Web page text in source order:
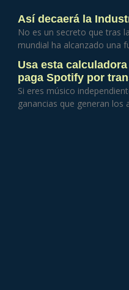
Así decaerá la
No es un secreto que tras
mundial ha alcanzado una
Usa esta
paga Spotify por
Si eres músico
ganancias que generan